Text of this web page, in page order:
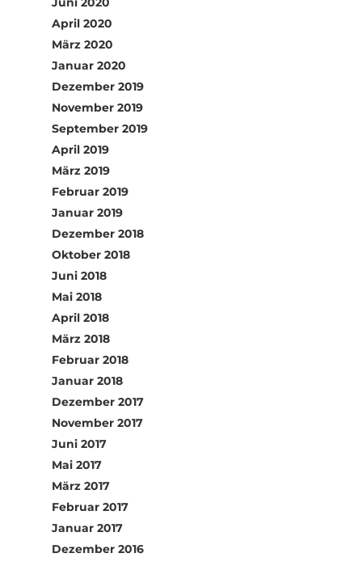
April 2020
März 2020
Januar 2020
Dezember 2019
November 2019
September 2019
April 2019
März 2019
Februar 2019
Januar 2019
Dezember 2018
Oktober 2018
Juni 2018
Mai 2018
April 2018
März 2018
Februar 2018
Januar 2018
Dezember 2017
November 2017
Juni 2017
Mai 2017
März 2017
Februar 2017
Januar 2017
Dezember 2016